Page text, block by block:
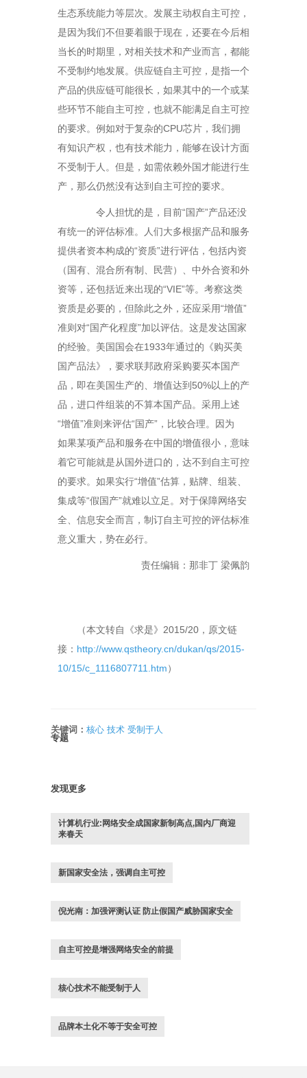
生态系统能力等层次。发展主动权自主可控，
是因为我们不但要着眼于现在，还要在今后相
当长的时期里，对相关技术和产业而言，都能
不受制约地发展。供应链自主可控，是指一个
产品的供应链可能很长，如果其中的一个或某
些环节不能自主可控，也就不能满足自主可控
的要求。例如对于复杂的CPU芯片，我们拥
有知识产权，也有技术能力，能够在设计方面
不受制于人。但是，如需依赖外国才能进行生
产，那么仍然没有达到自主可控的要求。
令人担忧的是，目前“国产”产品还没
有统一的评估标准。人们大多根据产品和服务
提供者资本构成的“资质”进行评估，包括内资
（国有、混合所有制、民营）、中外合资和外
资等，还包括近来出现的“VIE”等。考察这类
资质是必要的，但除此之外，还应采用“增值”
准则对“国产化程度”加以评估。这是发达国家
的经验。美国国会在1933年通过的《购买美
国产品法》，要求联邦政府采购要买本国产
品，即在美国生产的、增值达到50%以上的产
品，进口件组装的不算本国产品。采用上述
“增值”准则来评估“国产”，比较合理。因为
如 果某项产品和服务在中国的增值很小，意味
着它可能就是从国外进口的，达不到自主可控
的要求。如果实行“增值”估算，贴牌、组装、
集成等“假国产”就难以立足。对于保障网络安
全、信息安全而言，制订自主可控的评估标准
意义重大，势在必行。
责任编辑：那非丁 梁佩韵
（本文转自《求是》2015/20，原文链
接： http://www.qstheory.cn/dukan/qs/2015-
10/15/c_1116807711.htm）
关键词： 核心 技术 受制于人
专题
发现更多
计算机行业:网络安全成国家新制高点,国内厂商迎
来春天
新国家安全法，强调自主可控
倪光南：加强评测认证 防止假国产威胁国家安全
自主可控是增强网络安全的前提
核心技术不能受制于人
品牌本土化不等于安全可控